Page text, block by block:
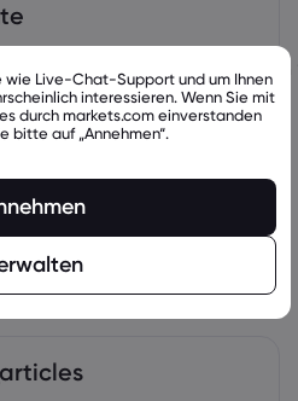
wie Live-Chat-Support und um Ihnen
interessieren. Wenn Sie mit
durch markets.com einverstanden
bitte auf „Annehmen“.